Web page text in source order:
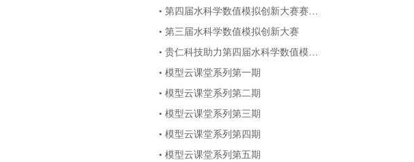
开赛通知
• 第四届水科学数值模拟创新大赛赛题
通知
• 第三届水科学数值模拟创新大赛
• 贵仁科技助力第四届水科学数值模型
创新模拟大赛
• 模型云课堂系列第一期
• 模型云课堂系列第二期
• 模型云课堂系列第三期
• 模型云课堂系列第四期
• 模型云课堂系列第五期